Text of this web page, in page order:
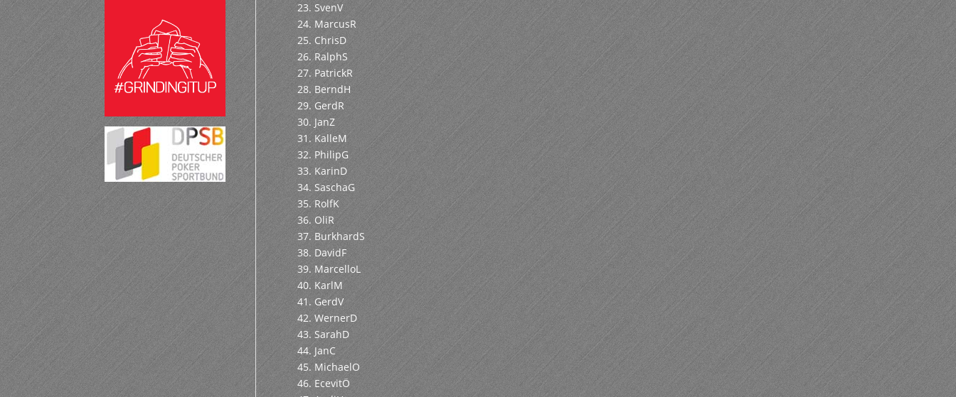
23. SvenV
24. MarcusR
25. ChrisD
26. RalphS
27. PatrickR
28. BerndH
29. GerdR
30. JanZ
31. KalleM
32. PhilipG
33. KarinD
34. SaschaG
35. RolfK
36. OliR
37. BurkhardS
38. DavidF
39. MarcelloL
40. KarlM
41. GerdV
42. WernerD
43. SarahD
44. JanC
45. MichaelO
46. EcevitÖ